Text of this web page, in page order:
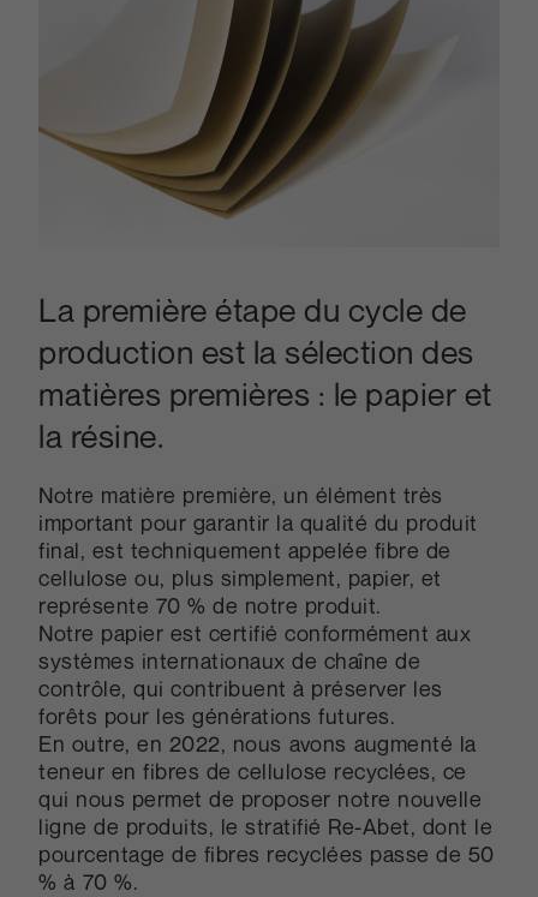
La première étape du cycle de
production est la sélection des
matières premières : le papier et
la résine.
Notre matière première, un élément très
important pour garantir la qualité du produit
final, est techniquement appelée fibre de
cellulose ou, plus simplement, papier, et
représente 70 % de notre produit.
Notre papier est certifié conformément aux
systèmes internationaux de chaîne de
contrôle, qui contribuent à préserver les
forêts pour les générations futures.
En outre, en 2022, nous avons augmenté la
teneur en fibres de cellulose recyclées, ce
qui nous permet de proposer notre nouvelle
ligne de produits, le stratifié Re-Abet, dont le
pourcentage de fibres recyclées passe de 50
% à 70 %.